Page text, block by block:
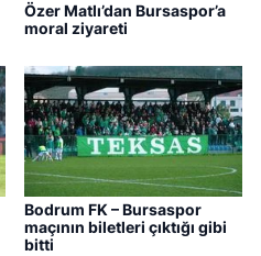
Özer Matlı’dan Bursaspor’a
moral ziyareti
Bodrum FK – Bursaspor
maçının biletleri çıktığı gibi
bitti